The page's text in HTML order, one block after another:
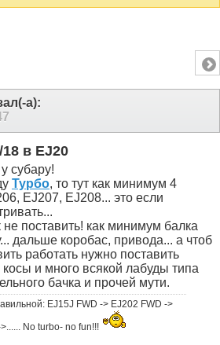
а):
в EJ20
субару!
Турбо, то тут как минимум 4
EJ207, EJ208... это если
не поставить! как минимум балка
дальше коробас, привода... а чтоб
работать нужно поставить
косы и много всякой лабуды типа
бачка и прочей мути.
EJ15J FWD -> EJ202 FWD ->
No turbo- no fun!!!